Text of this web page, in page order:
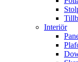
Interiör